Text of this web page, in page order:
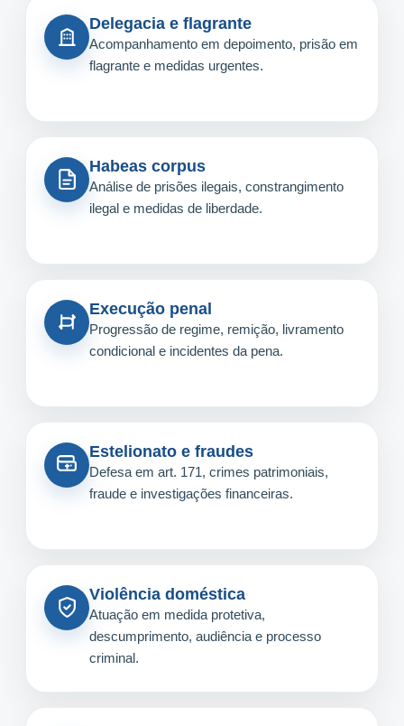
Delegacia e flagrante
Acompanhamento em depoimento, prisão em
flagrante e medidas urgentes.
Habeas corpus
Análise de prisões ilegais, constrangimento
ilegal e medidas de liberdade.
Execução penal
Progressão de regime, remição, livramento
condicional e incidentes da pena.
Estelionato e fraudes
Defesa em art. 171, crimes patrimoniais,
fraude e investigações financeiras.
Violência doméstica
Atuação em medida protetiva,
descumprimento, audiência e processo
criminal.